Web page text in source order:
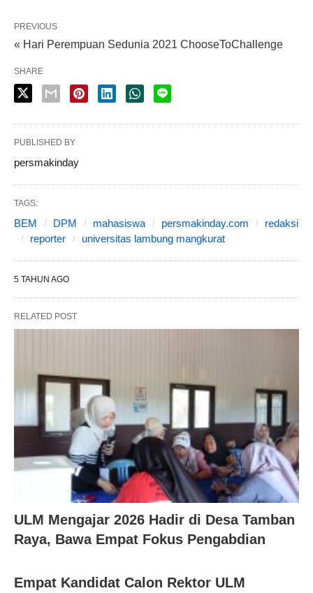
PREVIOUS
« Hari Perempuan Sedunia 2021 ChooseToChallenge
SHARE
PUBLISHED BY
persmakinday
TAGS:
BEM DPM mahasiswa persmakinday.com
redaksi
reporter
universitas lambung mangkurat
5 TAHUN AGO
RELATED POST
ULM Mengajar 2026 Hadir di Desa Tamban
Raya, Bawa Empat Fokus Pengabdian
Empat Kandidat Calon Rektor ULM